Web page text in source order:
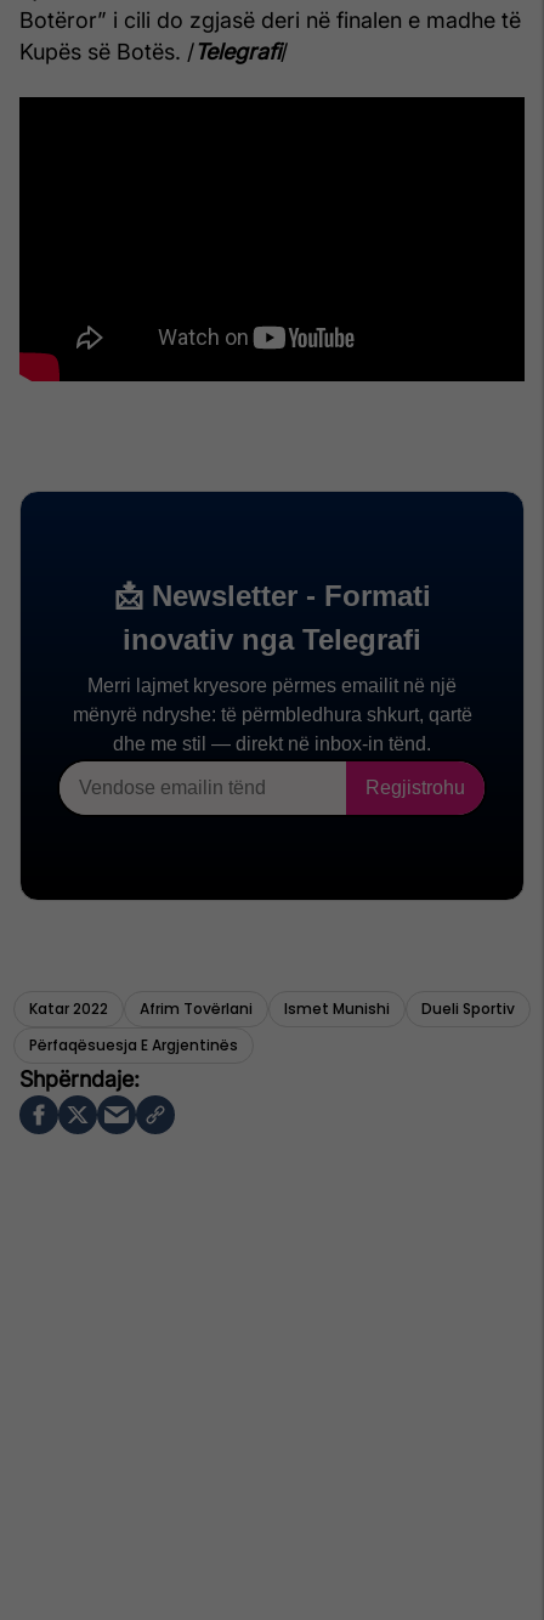
Botëror” i cili do zgjasë deri në finalen e madhe të
Kupës së Botës. /Telegrafi/
Katar 2022 Afrim Tovërlani Ismet Munishi
Dueli Sportiv
Përfaqësuesja E Argjentinës